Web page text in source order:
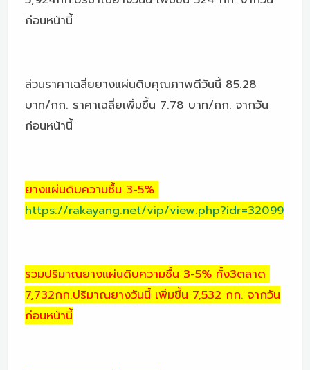
ก่อนหน้านี้
ส่วนราคาเฉลี่ยยางแผ่นดิบคุณภาพดีวันนี้ 85.28
บาท/กก. ราคาเฉลี่ยเพิ่มขึ้น 7.78 บาท/กก. จากวัน
ก่อนหน้านี้
ยางแผ่นดิบความชื้น 3-5%
https://rakayang.net/vip/view.php?idr=32099
รวมปริมาณยางแผ่นดิบความชื้น 3-5% ทั้ง3ตลาด
7,732กก.ปริมาณยางวันนี้ เพิ่มขึ้น 7,532 กก. จากวัน
ก่อนหน้านี้